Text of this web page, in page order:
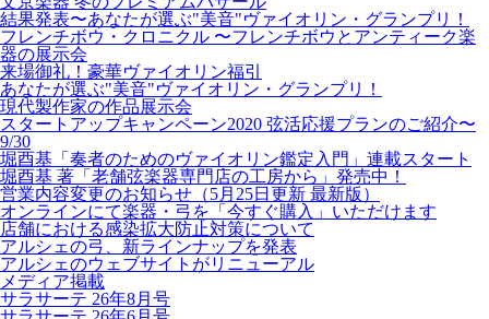
結果発表〜あなたが選ぶ"美音"ヴァイオリン・グランプリ！
フレンチボウ・クロニクル 〜フレンチボウとアンティーク楽
器の展示会
来場御礼！豪華ヴァイオリン福引
あなたが選ぶ"美音"ヴァイオリン・グランプリ！
現代製作家の作品展示会
スタートアップキャンペーン2020 弦活応援プランのご紹介〜
9/30
堀酉基「奏者のためのヴァイオリン鑑定入門」連載スタート
堀酉基 著「老舗弦楽器専門店の工房から」発売中！
営業内容変更のお知らせ（5月25日更新 最新版）
オンラインにて楽器・弓を「今すぐ購入」いただけます
店舗における感染拡大防止対策について
アルシェの弓、新ラインナップを発表
アルシェのウェブサイトがリニューアル
メディア掲載
サラサーテ 26年8月号